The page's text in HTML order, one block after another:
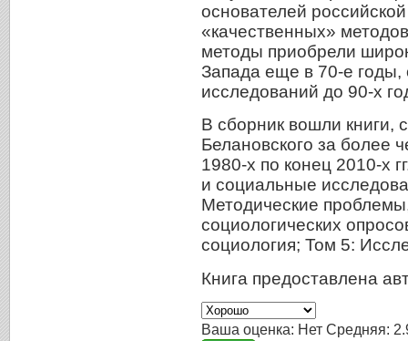
основателей
«качественных»
методы приобрели
Запада еще в 70-е годы,
исследований до 90-х
В сборник вошли книги,
Белановского за более
1980-х по конец 2010-х
и социальные
Методические
социологических
социология; Том 5:
Книга предоставлена
Ваша оценка: Нет Средняя: